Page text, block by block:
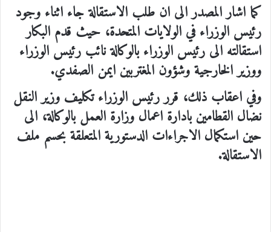
كما اشار المصدر الى ان طلب الاستقالة جاء اثناء وجود
رئيس الوزراء في الولايات المتحدة، حيث قدم البكار
استقالته الى رئيس الوزراء بالوكالة نائب رئيس الوزراء
ووزير الخارجية وشؤون المغتربين ايمن الصفدي.
وفي اعقاب ذلك، قرر رئيس الوزراء تكليف وزير النقل
نضال القطامين بادارة اعمال وزارة العمل بالوكالة، الى
حين استكمال الاجراءات الدستورية المتعلقة بحسم ملف
الاستقالة.